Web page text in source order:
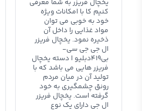
یخچال فریزر به شما معرفی
کنیم کا با امکانات ویژه
خود به خوبی می توان
مواد غذایی را داخل آن
ذخیره نمود. یخچال فریزر
ال جی جی سی-
بی419دبلیو ا دسته یخچال
فریزر هایی می باشد که با
تولید آن در میان مردم
رونق چشمگیری به خود
گرفته است. یخچال فریزر
ال جی دارای یک نوع